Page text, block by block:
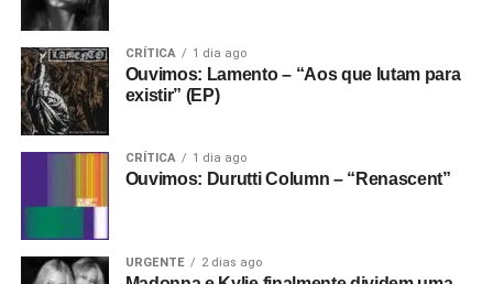
CRÍTICA 1 dia ago
Ouvimos: Lamento – “Aos que lutam para
existir” (EP)
CRÍTICA 1 dia ago
Ouvimos: Durutti Column – “Renascent”
URGENTE 2 dias ago